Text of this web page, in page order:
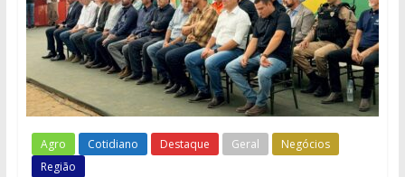
Agro Cotidiano Destaque Geral
Negócios
Região